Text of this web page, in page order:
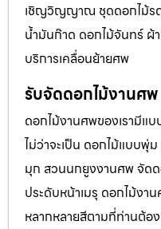
เชิญวิญญาณ ชุดดอกไม้รด
น้ำมันก๊าด ดอกไม้จันทร์ ผ้
บริการเคลื่อนย้ายศพ
รับจัดดอกไม้งานศพ
ดอกไม้งานศพของเรามีแบ
ไม่ว่าจะเป็น ดอกไม้แบบ
มุก สวนนกยูงงานศพ จัด
ประดับหน้าเมรุ ดอกไม้งา
หลากหลายสีตามที่ท่านต้อ